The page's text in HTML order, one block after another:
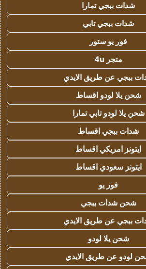
شدات ببجي تمارا
شدات ببجي تابي
فور يو ستور
متجر 4u
ببجي عن طريق الايدي
شحن يلا لودو اقساط
شحن يلا لودو تابي تمارا
شدات ببجي اقساط
ايتونز امريكي اقساط
ايتونز سعودي اقساط
فور يو
شحن شدات ببجي
ببجي عن طريق الايدي
شحن يلا لودو
لودو عن طريق الايدي